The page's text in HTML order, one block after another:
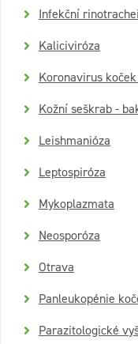
Infekční
Kaliciviróza
Koronavirus
Kožní seškrab -
Leishmanióza
Leptospiróza
Mykoplazmata
Neosporóza
Otrava
Panleukopénie
Parazitologické